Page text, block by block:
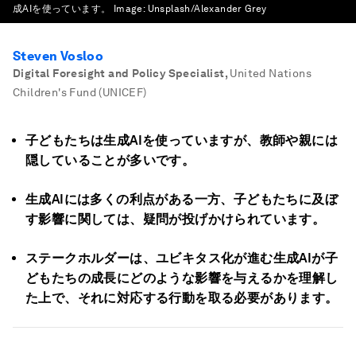
成AIを使っています。
Image: Unsplash/Alexander Grey
Steven Vosloo
Digital Foresight and Policy Specialist, United Nations
Children's Fund (UNICEF)
子どもたちは生成AIを使っていますが、教師や親には
隠していることが多いです。
生成AIには多くの利点がある一方、子どもたちに及ぼ
す影響に関しては、疑問が投げかけられています。
ステークホルダーは、ユビキタス化が進む生成AIが子
どもたちの成長にどのような影響を与えるかを理解し
た上で、それに対応する行動を取る必要があります。